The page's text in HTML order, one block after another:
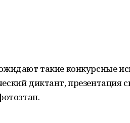
такие конкурсные
диктант, презентация